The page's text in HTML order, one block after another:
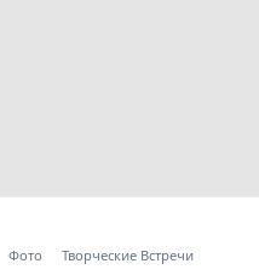
Фото
Творческие Встречи